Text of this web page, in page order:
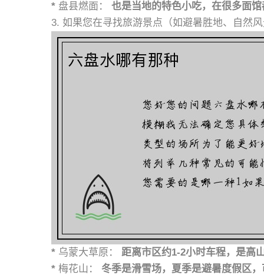
* 盘县燃面：
也是当地的特色小吃，在很多面
3. 如果您在寻找旅游景点（如避暑胜地、自然
* 乌蒙大草原：
距离市区约1-2小时车程，是高
* 梅花山：
冬季是滑雪场，夏季是避暑度假区